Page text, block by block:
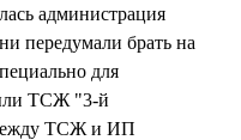
администрация
передумали брать на
для
ТСЖ "3-й
ТСЖ и ИП